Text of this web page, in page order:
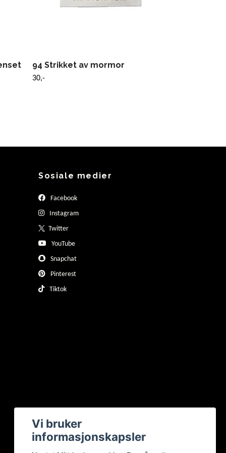
94 Strikket av mormor
30,-
Sosiale medier
Facebook
Instagram
Twitter
YouTube
Snapchat
Pinterest
Tiktok
Vi bruker
informasjonskapsler